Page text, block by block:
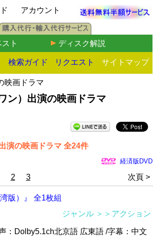
アカウント
スト ディスク解説
検索ガイド リクエスト サイトマップ
映画ドラマ
ン）出演の映画ドラマ
演の映画ドラマ 全24件
経済版DVD
次頁 >
2 3
版）』 全1枚組
ジャンル ＞＞アクション
：Dolby5.1ch北京語 広東語 /字幕：中文